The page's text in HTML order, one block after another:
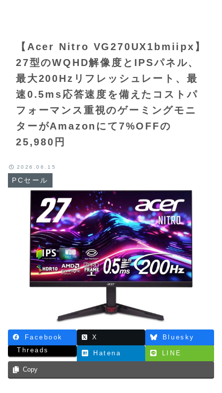
【Acer Nitro VG270UX1bmiipx】
27型のWQHD解像度とIPSパネル、
最大200Hzリフレッシュレート、最
速0.5ms応答速度を備えたコストパ
フォーマンス重視のゲーミングモニ
ターがAmazonにて7%OFFの
25,980円
PCセール
2026.06.15
Facebook X
Bluesky
Threads
Hatena LINE
Copy